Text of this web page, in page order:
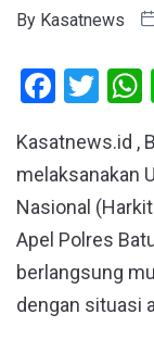
By Kasatnews
Kasatnews.id ,
melaksanakan
Nasional
Apel Polres
berlangsung
dengan situasi